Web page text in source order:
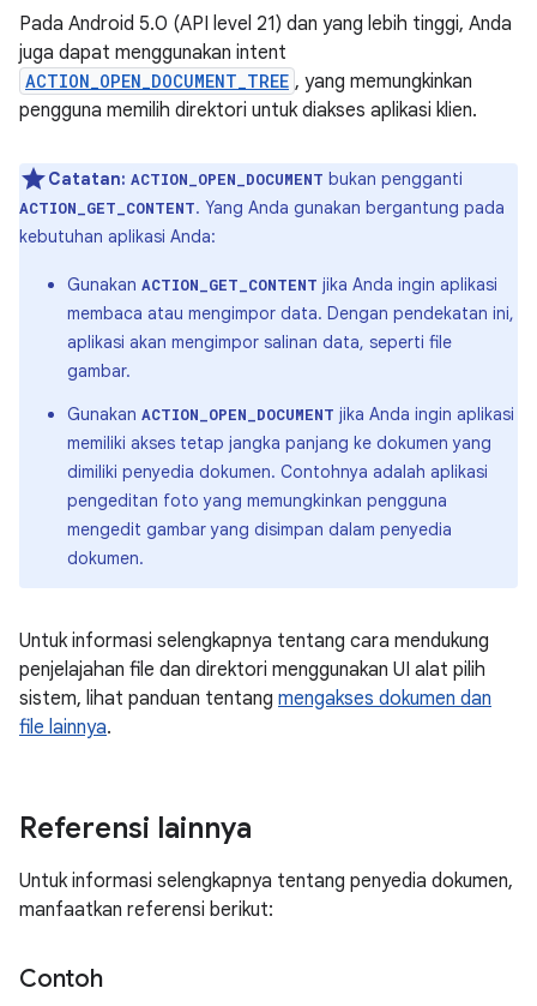
Pada Android 5.0 (API level 21) dan yang lebih tinggi, Anda
juga dapat menggunakan intent
ACTION_OPEN_DOCUMENT_TREE , yang memungkinkan
pengguna memilih direktori untuk diakses aplikasi klien.
Catatan: ACTION_OPEN_DOCUMENT bukan pengganti
ACTION_GET_CONTENT. Yang Anda gunakan bergantung pada
kebutuhan aplikasi Anda:
Gunakan ACTION_GET_CONTENT jika Anda ingin aplikasi
membaca atau mengimpor data. Dengan pendekatan ini,
aplikasi akan mengimpor salinan data, seperti file
gambar.
Gunakan ACTION_OPEN_DOCUMENT jika Anda ingin aplikasi
memiliki akses tetap jangka panjang ke dokumen yang
dimiliki penyedia dokumen. Contohnya adalah aplikasi
pengeditan foto yang memungkinkan pengguna
mengedit gambar yang disimpan dalam penyedia
dokumen.
Untuk informasi selengkapnya tentang cara mendukung
penjelajahan file dan direktori menggunakan UI alat pilih
sistem, lihat panduan tentang mengakses dokumen dan
file lainnya.
Referensi lainnya
Untuk informasi selengkapnya tentang penyedia dokumen,
manfaatkan referensi berikut:
Contoh